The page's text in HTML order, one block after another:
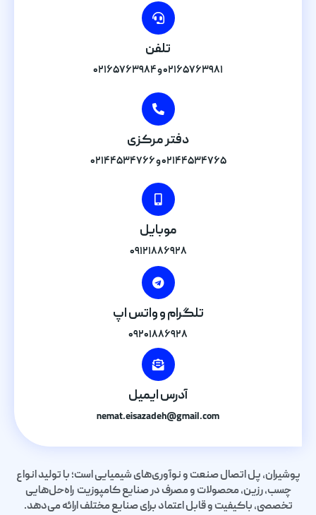
تلفن
۰۲۱۶۵۷۶۳۹۸۱ و ۰۲۱۶۵۷۶۳۹۸۴
دفتر مرکزی
۰۲۱۴۴۵۳۴۷۶۵ و ۰۲۱۴۴۵۳۴۷۶۶
موبایل
۰۹۱۲۱۸۸۶۹۲۸
تلگرام و واتس اپ
۰۹۲۰۱۸۸۶۹۲۸
آدرس ایمیل
nemat.eisazadeh@gmail.com
پوشیران، پل اتصال صنعت و نوآوری‌های شیمیایی است؛ با تولید انواع
چسب، رزین، محصولات و مصرف در صنایع کامپوزیت راه‌حل‌هایی
تخصصی، باکیفیت و قابل اعتماد برای صنایع مختلف ارائه می‌دهد.